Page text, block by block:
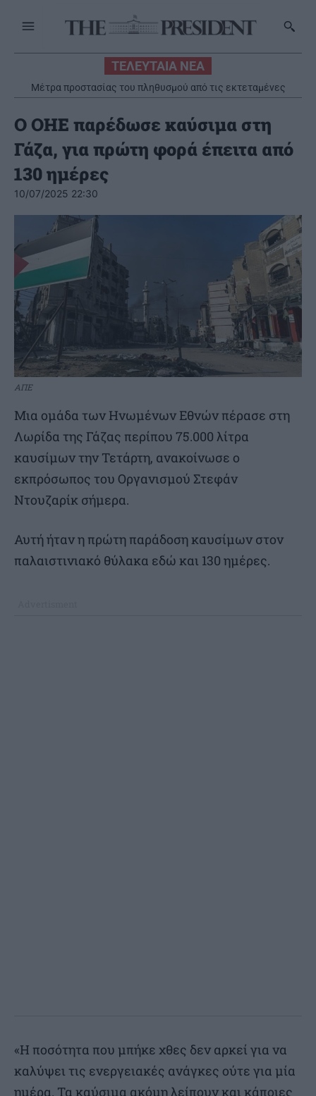
ΤΕΛΕΥΤΑΙΑ ΝΕΑ
Μέτρα προστασίας του πληθυσμού από τις εκτεταμένες
πυρκαγιές
Ο ΟΗΕ παρέδωσε καύσιμα στη
Γάζα, για πρώτη φορά έπειτα από
130 ημέρες
10/07/2025 22:30
ΑΠΕ
Μια ομάδα των Ηνωμένων Εθνών πέρασε στη
Λωρίδα της Γάζας περίπου 75.000 λίτρα
καυσίμων την Τετάρτη, ανακοίνωσε ο
εκπρόσωπος του Οργανισμού Στεφάν
Ντουζαρίκ σήμερα.
Αυτή ήταν η πρώτη παράδοση καυσίμων στον
παλαιστινιακό θύλακα εδώ και 130 ημέρες.
«Η ποσότητα που μπήκε χθες δεν αρκεί για να
καλύψει τις ενεργειακές ανάγκες ούτε για μία
ημέρα. Τα καύσιμα ακόμη λείπουν και κάποιες